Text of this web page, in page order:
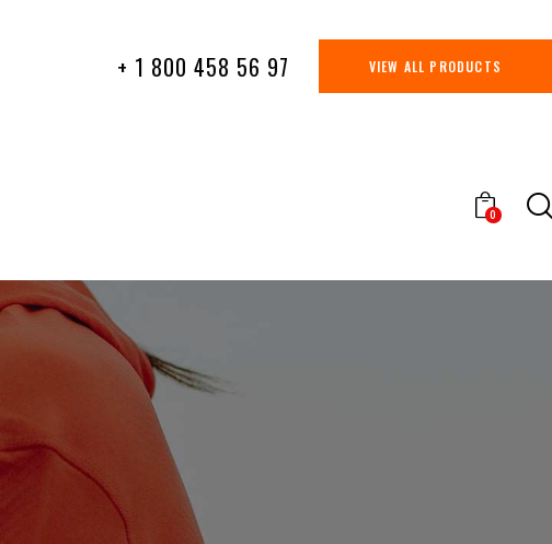
+ 1 800 458 56 97 VIEW ALL PRODUCTS
0